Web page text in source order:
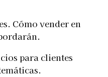
Cómo vender en
para clientes